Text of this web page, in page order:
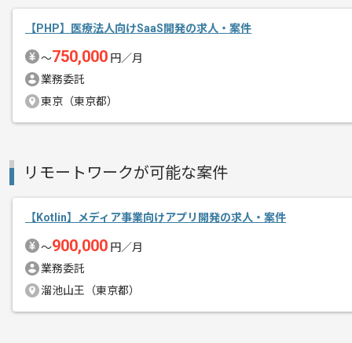
その他募集要項
エージェントからのコ
今回はスマートテレビ用アプリ運用を
基本的には現場での作業を想定していま
【PHP】医療法人向けSaaS開発の求人・案件
〜750,000 円／月
業務委託
東京（東京都）
リモートワークが可能な案件
【Kotlin】メディア事業向けアプリ開発の求人・案件
〜900,000 円／月
業務委託
溜池山王（東京都）